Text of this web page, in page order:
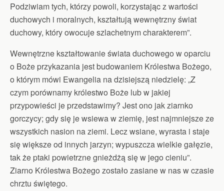
Podziwiam tych, którzy powoli, korzystając z wartości
duchowych i moralnych, kształtują wewnętrzny świat
duchowy, który owocuje szlachetnym charakterem”.
Wewnętrzne kształtowanie świata duchowego w oparciu
o Boże przykazania jest budowaniem Królestwa Bożego,
o którym mówi Ewangelia na dzisiejszą niedzielę: „Z
czym porównamy królestwo Boże lub w jakiej
przypowieści je przedstawimy? Jest ono jak ziarnko
gorczycy; gdy się je wsiewa w ziemię, jest najmniejsze ze
wszystkich nasion na ziemi. Lecz wsiane, wyrasta i staje
się większe od innych jarzyn; wypuszcza wielkie gałęzie,
tak że ptaki powietrzne gnieżdżą się w jego cieniu”.
Ziarno Królestwa Bożego zostało zasiane w nas w czasie
chrztu świętego.